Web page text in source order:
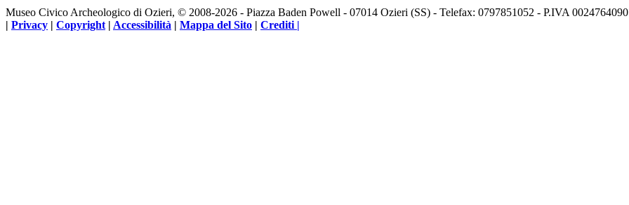
Museo Civico Archeologico di Ozieri, © 2008-2026 - Piazza Baden Powell - 07014 Ozieri (SS) - Telefax: 0797851052 - P.IVA
| Privacy | Copyright | Accessibilità | Mappa del Sito | Crediti |